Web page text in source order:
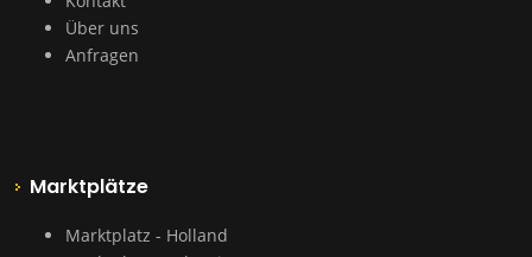
Über uns
Anfragen
Marktplätze
Marktplatz - Holland